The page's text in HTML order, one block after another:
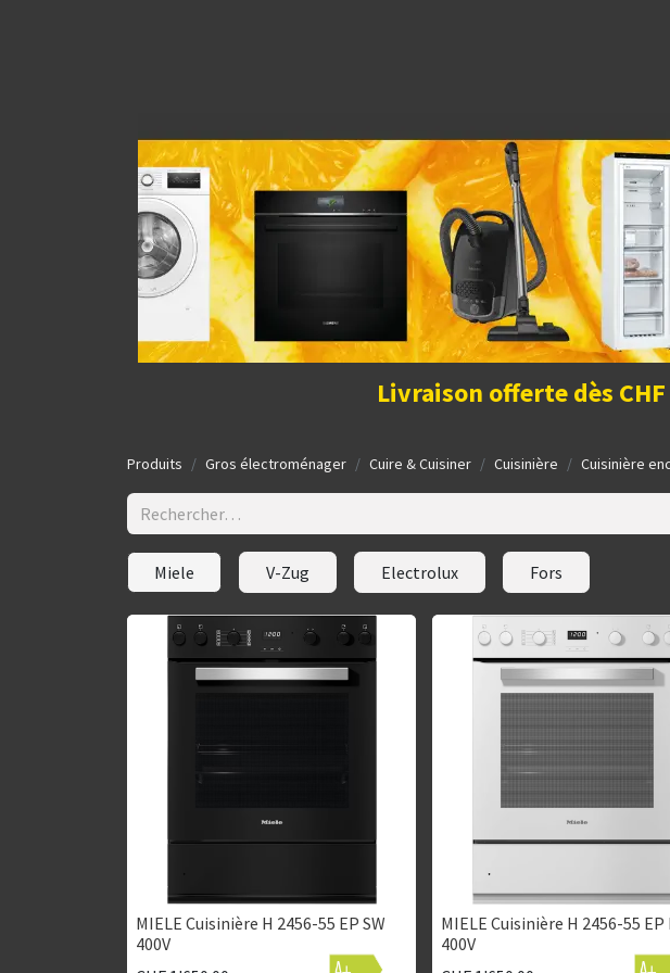
Livraison offerte dès CHF
Produits Gros électroménager Cuire & Cuisiner Cuisinière Cuisinière
Miele V-Zug Electrolux Fors
MIELE Cuisinière H 2456-55 EP SW
400V
MIELE Cuisinière H 2456-55 EP
400V